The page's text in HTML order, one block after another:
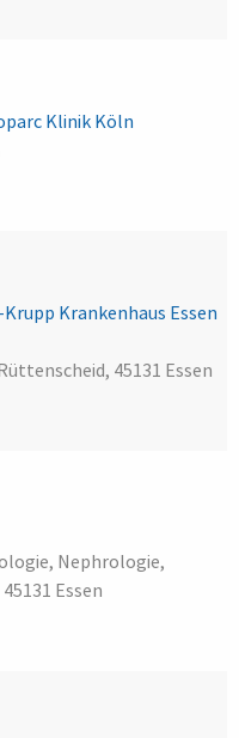
Klinik Köln
Krankenhaus Essen
45131 Essen
Nephrologie,
Essen